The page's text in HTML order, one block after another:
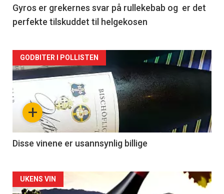
2
Gyros er grekernes svar på rullekebab og er det
perfekte tilskuddet til helgekosen
Forsiden
akkurat
nå
3
+
GODBITER I POLLISTEN
Disse vinene er usannsynlig billige
Forsiden
UKENS VIN